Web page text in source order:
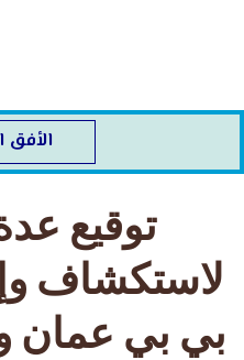
توقيع
لاستكشاف
بي بي عمان